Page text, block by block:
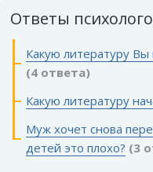
Ответы
Какую литературу
(4 ответа)
Какую литературу
Муж хочет снова
детей это плохо? (3